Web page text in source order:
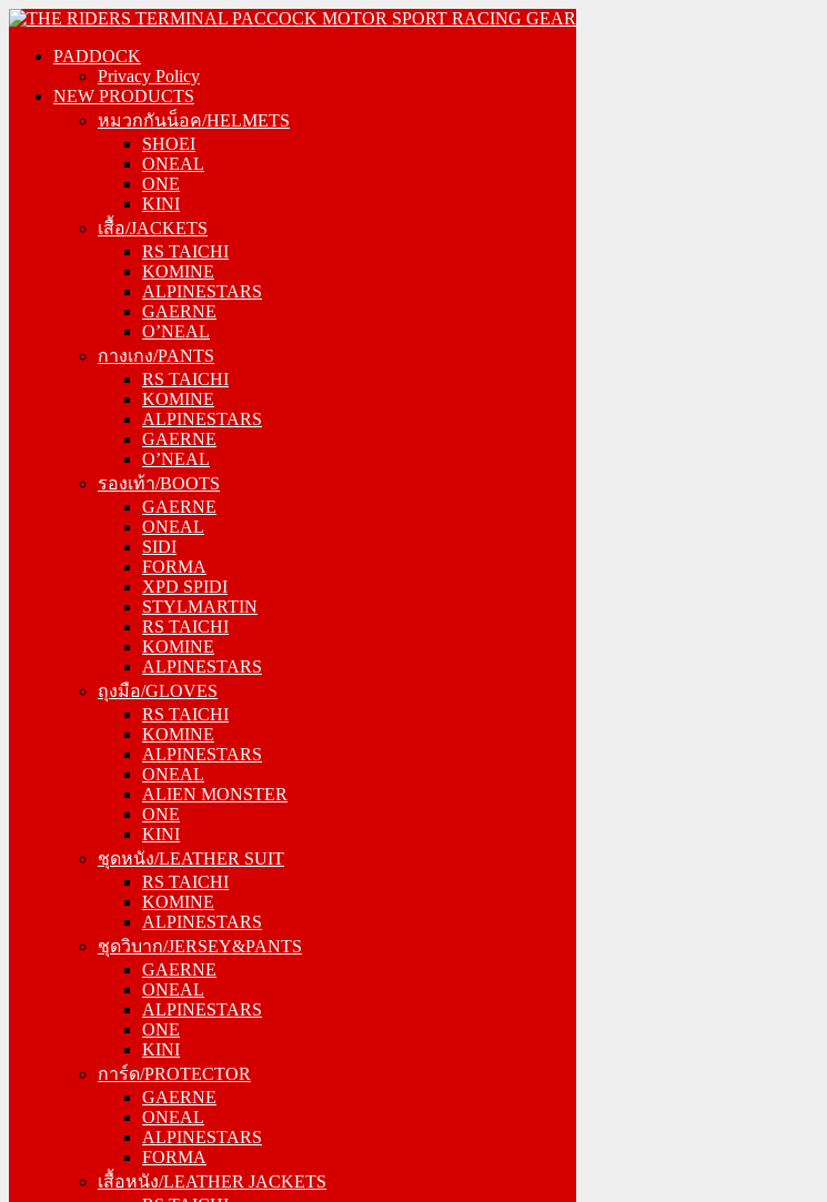
Skip
contentPADDOCK
Privacy Policy
NEW PRODUCTS
หมวกกันน็อค/HELMETS
SHOEI
ONEAL
ONE
KINI
เสื้อ/JACKETS
RS TAICHI
KOMINE
ALPINESTARS
GAERNE
O’NEAL
กางเกง/PANTS
RS TAICHI
KOMINE
ALPINESTARS
GAERNE
O’NEAL
รองเท้า/BOOTS
GAERNE
ONEAL
SIDI
FORMA
XPD SPIDI
STYLMARTIN
RS TAICHI
KOMINE
ALPINESTARS
ถุงมือ/GLOVES
RS TAICHI
KOMINE
ALPINESTARS
ONEAL
ALIEN MONSTER
ONE
KINI
ชุดหนัง/LEATHER SUIT
RS TAICHI
KOMINE
ALPINESTARS
ชุดวิบาก/JERSEY&PANTS
GAERNE
ONEAL
ALPINESTARS
ONE
KINI
การ์ด/PROTECTOR
GAERNE
ONEAL
ALPINESTARS
FORMA
เสื้อหนัง/LEATHER JACKETS
Privacy Policy
NEW PRODUCTS
หมวกกันน็อค/HELMETS
SHOEI
ONEAL
ONE
KINI
เสื้อ/JACKETS
RS TAICHI
KOMINE
ALPINESTARS
GAERNE
O’NEAL
กางเกง/PANTS
RS TAICHI
KOMINE
ALPINESTARS
GAERNE
O’NEAL
รองเท้า/BOOTS
GAERNE
ONEAL
SIDI
FORMA
XPD SPIDI
STYLMARTIN
RS TAICHI
KOMINE
ALPINESTARS
ถุงมือ/GLOVES
RS TAICHI
KOMINE
ALPINESTARS
ONEAL
ALIEN MONSTER
ONE
KINI
ชุดหนัง/LEATHER SUIT
RS TAICHI
KOMINE
ALPINESTARS
ชุดวิบาก/JERSEY&PANTS
GAERNE
ONEAL
ALPINESTARS
ONE
KINI
การ์ด/PROTECTOR
GAERNE
ONEAL
ALPINESTARS
FORMA
เสื้อหนัง/LEATHER JACKETS
RS TAICHI